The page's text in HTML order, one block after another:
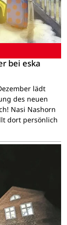
bei eska
lädt
des neuen
Nasi Nashorn
dort persönlich